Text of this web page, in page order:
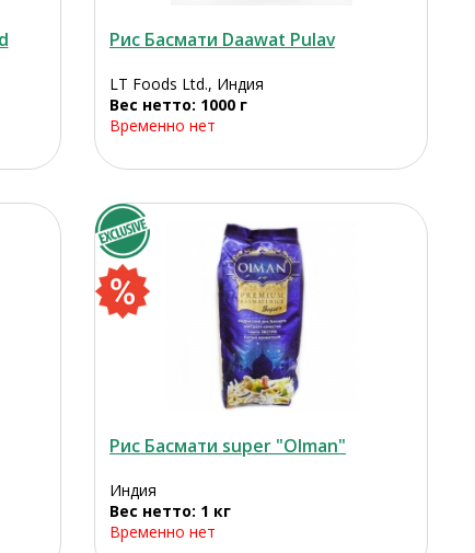
Рис Басмати Daawat Pulav
LT Foods Ltd., Индия
Вес нетто: 1000 г
Временно нет
Рис Басмати super "Olman"
Индия
Вес нетто: 1 кг
Временно нет